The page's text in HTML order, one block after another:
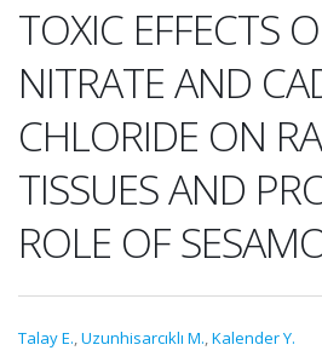
TOXIC EFFECTS
NITRATE AND
CHLORIDE ON
TISSUES AND
ROLE OF
Talay E.,Uzunhisarcıklı M.,Kalender Y.